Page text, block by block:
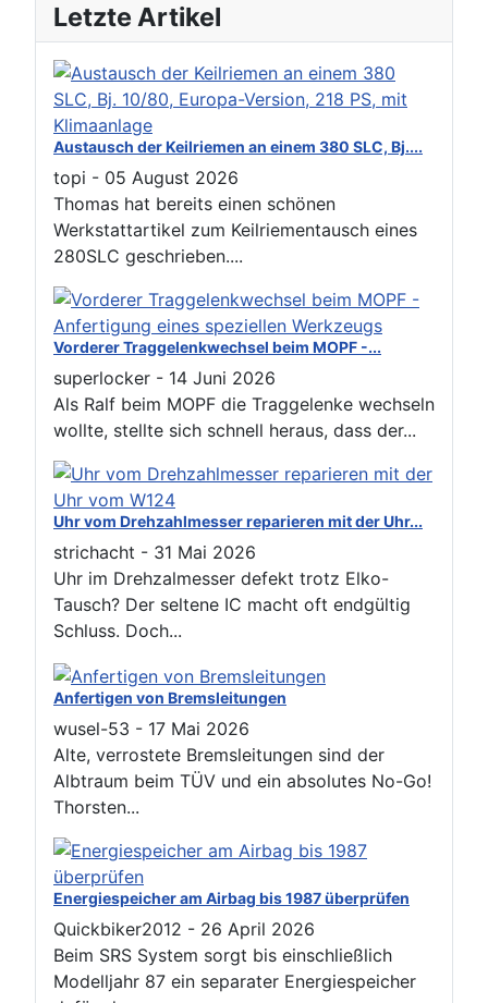
Letzte Artikel
Austausch der Keilriemen an einem 380 SLC, Bj....
topi - 05 August 2026
Thomas hat bereits einen schönen
Werkstattartikel zum Keilriementausch eines
280SLC geschrieben....
Vorderer Traggelenkwechsel beim MOPF -...
superlocker - 14 Juni 2026
Als Ralf beim MOPF die Traggelenke wechseln
wollte, stellte sich schnell heraus, dass der...
Uhr vom Drehzahlmesser reparieren mit der Uhr...
strichacht - 31 Mai 2026
Uhr im Drehzalmesser defekt trotz Elko-
Tausch? Der seltene IC macht oft endgültig
Schluss. Doch...
Anfertigen von Bremsleitungen
wusel-53 - 17 Mai 2026
Alte, verrostete Bremsleitungen sind der
Albtraum beim TÜV und ein absolutes No-Go!
Thorsten...
Energiespeicher am Airbag bis 1987 überprüfen
Quickbiker2012 - 26 April 2026
Beim SRS System sorgt bis einschließlich
Modelljahr 87 ein separater Energiespeicher